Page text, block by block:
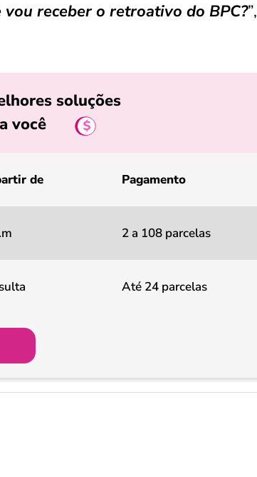
vou receber o retroativo do BPC?”,
soluções
você
de Pagamento
2 a 108 parcelas
Até 24 parcelas